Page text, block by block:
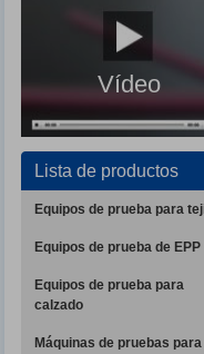
Vídeo
Lista de productos
Equipos de prueba para
Equipos de prueba de EPP
Equipos de prueba para
calzado
Máquinas de pruebas para